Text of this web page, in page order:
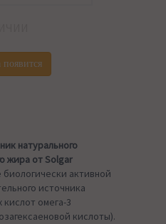
натурального
жира от Solgar
активной
источника
омега-3
кислоты).